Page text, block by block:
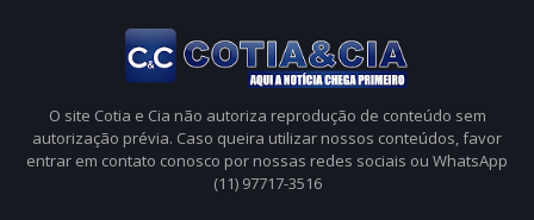
O site Cotia e Cia não autoriza reprodução de conteúdo sem
autorização prévia. Caso queira utilizar nossos conteúdos, favor
entrar em contato conosco por nossas redes sociais ou WhatsApp
(11) 97717-3516